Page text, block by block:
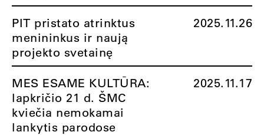
PIT pristato atrinktus
menininkus ir naują
projekto svetainę
2025.11.26
MES ESAME KULTŪRA:
lapkričio 21 d. ŠMC
kviečia nemokamai
lankytis parodose
2025.11.17